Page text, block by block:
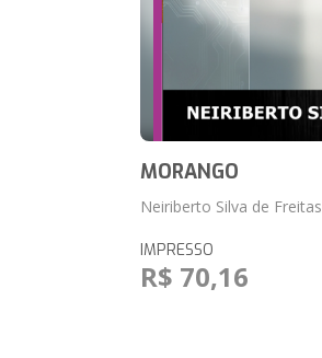
MORANGO
Neiriberto Silva de Freitas
IMPRESSO
R$ 70,16